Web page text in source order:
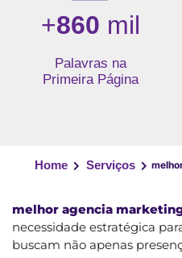
+860 mil
Palavras na
Primeira Página
Home Serviços
melhor agencia
necessidade estratégica
buscam não apenas